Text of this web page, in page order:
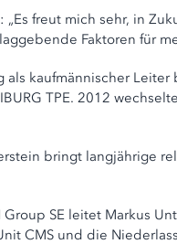
„Es freut mich sehr, in
Faktoren für
als kaufmännischer
TPE. 2012
bringt langjährige
SE leitet Markus
CMS und die